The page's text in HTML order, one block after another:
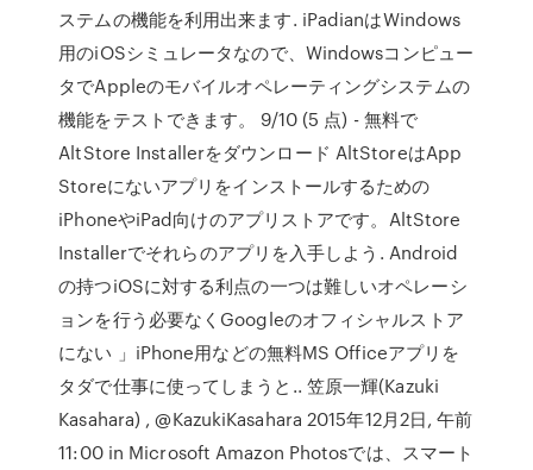
ステムの機能を利用出来ます. iPadianはWindows
用のiOSシミュレータなので、Windowsコンピュー
タでAppleのモバイルオペレーティングシステムの
機能をテストできます。 9/10 (5 点) - 無料で
AltStore Installerをダウンロード AltStoreはApp
Storeにないアプリをインストールするための
iPhoneやiPad向けのアプリストアです。AltStore
Installerでそれらのアプリを入手しよう. Android
の持つiOSに対する利点の一つは難しいオペレーシ
ョンを行う必要なくGoogleのオフィシャルストア
にない 」iPhone用などの無料MS Officeアプリを
タダで仕事に使ってしまうと.. 笠原一輝(Kazuki
Kasahara) , @KazukiKasahara 2015年12月2日, 午前
11:00 in Microsoft ‎Amazon Photosでは、スマート